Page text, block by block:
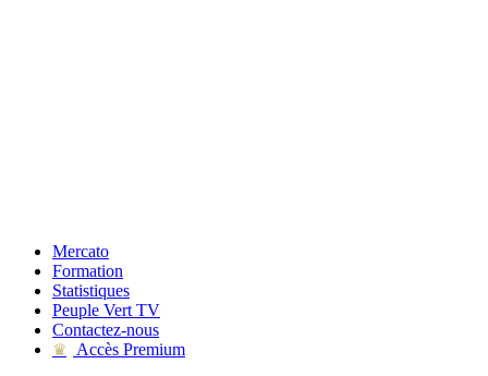
Mercato
Formation
Statistiques
Peuple Vert TV
Contactez-nous
♛
Accès Premium